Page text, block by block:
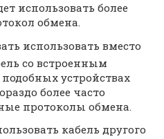
использовать более
обмена.
использовать вместо
со встроенным
устройствах
более часто
протоколы обмена.
кабель другого